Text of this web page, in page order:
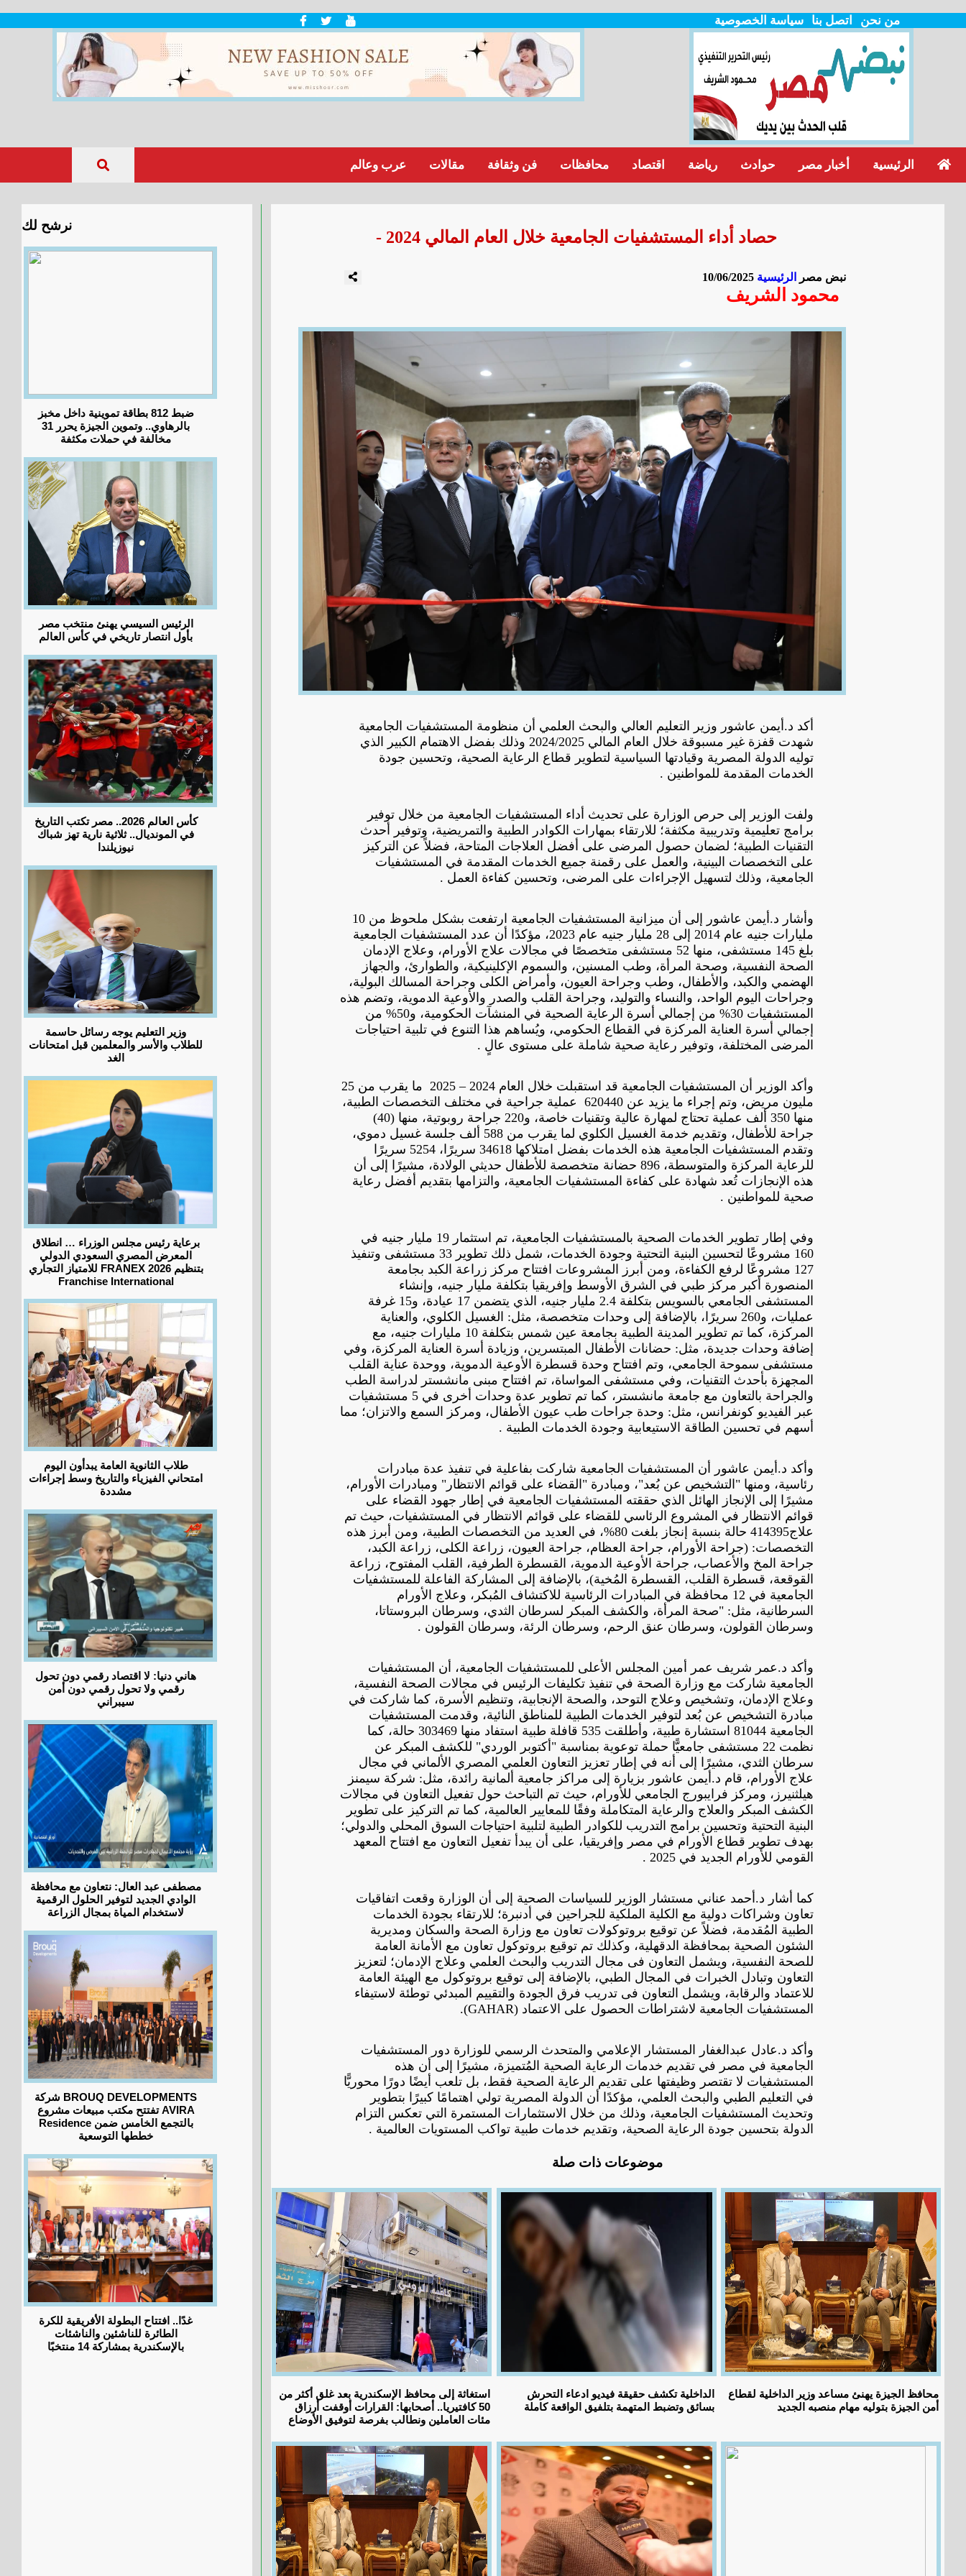
من نحن اتصل بنا سياسة الخصوصية
عرب وعالم مقالات فن وثقافة محافظات اقتصاد رياضة حوادث أخبار مصر الرئيسية
حصاد أداء المستشفيات الجامعية خلال العام المالي 2024 -
نبض مصر الرئيسية10/06/2025
محمود الشريف
أكد د.أيمن عاشور وزير التعليم العالي والبحث العلمي أن منظومة المستشفيات الجامعية
شهدت قفزة غير مسبوقة خلال العام المالي 2024/2025 وذلك بفضل الاهتمام الكبير الذي
توليه الدولة المصرية وقيادتها السياسية لتطوير قطاع الرعاية الصحية، وتحسين جودة
الخدمات المقدمة للمواطنين .
ولفت الوزير إلى حرص الوزارة على تحديث أداء المستشفيات الجامعية من خلال توفير
برامج تعليمية وتدريبية مكثفة؛ للارتقاء بمهارات الكوادر الطبية والتمريضية، وتوفير أحدث
التقنيات الطبية؛ لضمان حصول المرضى على أفضل العلاجات المتاحة، فضلاً عن التركيز
على التخصصات البينية، والعمل على رقمنة جميع الخدمات المقدمة في المستشفيات
الجامعية، وذلك لتسهيل الإجراءات على المرضى، وتحسين كفاءة العمل .
وأشار د.أيمن عاشور إلى أن ميزانية المستشفيات الجامعية ارتفعت بشكل ملحوظ من 10
مليارات جنيه عام 2014 إلى 28 مليار جنيه عام 2023، مؤكدًا أن عدد المستشفيات الجامعية
بلغ 145 مستشفى، منها 52 مستشفى متخصصًا في مجالات علاج الأورام، وعلاج الإدمان
الصحة النفسية، وصحة المرأة، وطب المسنين، والسموم الإكلينيكية، والطوارئ، والجهاز
الهضمي والكبد، والأطفال، وطب وجراحة العيون، وأمراض الكلى وجراحة المسالك البولية،
وجراحات اليوم الواحد، والنساء والتوليد، وجراحة القلب والصدر والأوعية الدموية، وتضم هذه
المستشفيات 30% من إجمالي أسرة الرعاية الصحية في المنشآت الحكومية، و50% من
إجمالي أسرة العناية المركزة في القطاع الحكومي، ويُساهم هذا التنوع في تلبية احتياجات
المرضى المختلفة، وتوفير رعاية صحية شاملة على مستوى عالٍ .
وأكد الوزير أن المستشفيات الجامعية قد استقبلت خلال العام 2024 – 2025 ما يقرب من 25
مليون مريض، وتم إجراء ما يزيد عن 620440 عملية جراحية في مختلف التخصصات الطبية،
منها 350 ألف عملية تحتاج لمهارة عالية وتقنيات خاصة، و220 جراحة روبوتية، منها (40)
جراحة للأطفال، وتقديم خدمة الغسيل الكلوي لما يقرب من 588 ألف جلسة غسيل دموي،
وتقدم المستشفيات الجامعية هذه الخدمات بفضل امتلاكها 34618 سريرًا، 5254 سريرًا
للرعاية المركزة والمتوسطة، 896 حضانة متخصصة للأطفال حديثي الولادة، مشيرًا إلى أن
هذه الإنجازات تُعد شهادة على كفاءة المستشفيات الجامعية، والتزامها بتقديم أفضل رعاية
صحية للمواطنين .
وفي إطار تطوير الخدمات الصحية بالمستشفيات الجامعية، تم استثمار 19 مليار جنيه في
160 مشروعًا لتحسين البنية التحتية وجودة الخدمات، شمل ذلك تطوير 33 مستشفى وتنفيذ
127 مشروعًا لرفع الكفاءة، ومن أبرز المشروعات افتتاح مركز زراعة الكبد بجامعة
المنصورة أكبر مركز طبي في الشرق الأوسط وإفريقيا بتكلفة مليار جنيه، وإنشاء
المستشفى الجامعي بالسويس بتكلفة 2.4 مليار جنيه، الذي يتضمن 17 عيادة، و15 غرفة
عمليات، و260 سريرًا، بالإضافة إلى وحدات متخصصة، مثل: الغسيل الكلوي، والعناية
المركزة، كما تم تطوير المدينة الطبية بجامعة عين شمس بتكلفة 10 مليارات جنيه، مع
إضافة وحدات جديدة، مثل: حضانات الأطفال المبتسرين، وزيادة أسرة العناية المركزة، وفي
مستشفى سموحة الجامعي، وتم افتتاح وحدة قسطرة الأوعية الدموية، ووحدة عناية القلب
المجهزة بأحدث التقنيات، وفي مستشفى المواساة، تم افتتاح مبنى مانشستر لدراسة الطب
والجراحة بالتعاون مع جامعة مانشستر، كما تم تطوير عدة وحدات أخرى في 5 مستشفيات
عبر الفيديو كونفرانس، مثل: وحدة جراحات طب عيون الأطفال، ومركز السمع والاتزان؛ مما
أسهم في تحسين الطاقة الاستيعابية وجودة الخدمات الطبية .
وأكد د.أيمن عاشور أن المستشفيات الجامعية شاركت بفاعلية في تنفيذ عدة مبادرات
رئاسية، ومنها "التشخيص عن بُعد"، ومبادرة "القضاء على قوائم الانتظار" ومبادرات الأورام،
مشيرًا إلى الإنجاز الهائل الذي حققته المستشفيات الجامعية في إطار جهود القضاء على
قوائم الانتظار في المشروع الرئاسي للقضاء على قوائم الانتظار في المستشفيات، حيث تم
علاج414395 حالة بنسبة إنجاز بلغت 80%، في العديد من التخصصات الطبية، ومن أبرز هذه
التخصصات: (جراحة الأورام، جراحة العظام، جراحة العيون، زراعة الكلى، زراعة الكبد،
جراحة المخ والأعصاب، جراحة الأوعية الدموية، القسطرة الطرفية، القلب المفتوح، زراعة
القوقعة، قسطرة القلب، القسطرة المُخية)، بالإضافة إلى المشاركة الفاعلة للمستشفيات
الجامعية في 12 محافظة في المبادرات الرئاسية للاكتشاف المُبكر، وعلاج الأورام
السرطانية، مثل: "صحة المرأة، والكشف المبكر لسرطان الثدي، وسرطان البروستاتا،
وسرطان القولون، وسرطان عنق الرحم، وسرطان الرئة، وسرطان القولون .
وأكد د.عمر شريف عمر أمين المجلس الأعلى للمستشفيات الجامعية، أن المستشفيات
الجامعية شاركت مع وزارة الصحة في تنفيذ تكليفات الرئيس في مجالات الصحة النفسية،
وعلاج الإدمان، وتشخيص وعلاج التوحد، والصحة الإنجابية، وتنظيم الأسرة، كما شاركت في
مبادرة التشخيص عن بُعد لتوفير الخدمات الطبية للمناطق النائية، وقدمت المستشفيات
الجامعية 81044 استشارة طبية، وأطلقت 535 قافلة طبية استفاد منها 303469 حالة، كما
نظمت 22 مستشفى جامعيًّا حملة توعوية بمناسبة "أكتوبر الوردي" للكشف المبكر عن
سرطان الثدي، مشيرًا إلى أنه في إطار تعزيز التعاون العلمي المصري الألماني في مجال
علاج الأورام، قام د.أيمن عاشور بزيارة إلى مراكز جامعية ألمانية رائدة، مثل: شركة سيمنز
هيلثنيرز، ومركز فرايبورج الجامعي للأورام، حيث تم التباحث حول تفعيل التعاون في مجالات
الكشف المبكر والعلاج والرعاية المتكاملة وفقًا للمعايير العالمية، كما تم التركيز على تطوير
البنية التحتية وتحسين برامج التدريب للكوادر الطبية لتلبية احتياجات السوق المحلي والدولي؛
بهدف تطوير قطاع الأورام في مصر وإفريقيا، على أن يبدأ تفعيل التعاون مع افتتاح المعهد
القومي للأورام الجديد في 2025 .
كما أشار د.أحمد عناني مستشار الوزير للسياسات الصحية إلى أن الوزارة وقعت اتفاقيات
تعاون وشراكات دولية مع الكلية الملكية للجراحين في أدنبرة؛ للارتقاء بجودة الخدمات
الطبية المُقدمة، فضلاً عن توقيع بروتوكولات تعاون مع وزارة الصحة والسكان ومديرية
الشئون الصحية بمحافظة الدقهلية، وكذلك تم توقيع بروتوكول تعاون مع الأمانة العامة
للصحة النفسية، ويشمل التعاون فى مجال التدريب والبحث العلمي وعلاج الإدمان؛ لتعزيز
التعاون وتبادل الخبرات في المجال الطبي، بالإضافة إلى توقيع بروتوكول مع الهيئة العامة
للاعتماد والرقابة، ويشمل التعاون فى تدريب فرق الجودة والتقييم المبدئي توطئة لاستيفاء
المستشفيات الجامعية لاشتراطات الحصول على الاعتماد (GAHAR).
وأكد د.عادل عبدالغفار المستشار الإعلامي والمتحدث الرسمي للوزارة دور المستشفيات
الجامعية في مصر في تقديم خدمات الرعاية الصحية المُتميزة، مشيرًا إلى أن هذه
المستشفيات لا تقتصر وظيفتها على تقديم الرعاية الصحية فقط، بل تلعب أيضًا دورًا محوريًّا
في التعليم الطبي والبحث العلمي، مؤكدًا أن الدولة المصرية تولي اهتمامًا كبيرًا بتطوير
وتحديث المستشفيات الجامعية، وذلك من خلال الاستثمارات المستمرة التي تعكس التزام
الدولة بتحسين جودة الرعاية الصحية، وتقديم خدمات طبية تواكب المستويات العالمية .
موضوعات ذات صلة
استغاثة إلى محافظ الإسكندرية بعد غلق أكثر من
50 كافتيريا.. أصحابها: القرارات أوقفت أرزاق
مئات العاملين ونطالب بفرصة لتوفيق الأوضاع
الداخلية تكشف حقيقة فيديو ادعاء التحرش
بسائق وتضبط المتهمة بتلفيق الواقعة كاملة
محافظ الجيزة يهنئ مساعد وزير الداخلية لقطاع
أمن الجيزة بتوليه مهام منصبه الجديد
نرشح لك
ضبط 812 بطاقة تموينية داخل مخبز
بالرهاوي.. وتموين الجيزة يحرر 31
مخالفة في حملات مكثفة
الرئيس السيسي يهنئ منتخب مصر
بأول انتصار تاريخي في كأس العالم
كأس العالم 2026.. مصر تكتب التاريخ
في المونديال.. ثلاثية نارية تهز شباك
نيوزيلندا
وزير التعليم يوجه رسائل حاسمة
للطلاب والأسر والمعلمين قبل امتحانات
الغد
برعاية رئيس مجلس الوزراء … انطلاق
المعرض المصري السعودي الدولي
للامتياز التجاري FRANEX 2026 بتنظيم
Franchise International
طلاب الثانوية العامة يبدأون اليوم
امتحاني الفيزياء والتاريخ وسط إجراءات
مشددة
هاني دنيا: لا اقتصاد رقمي دون تحول
رقمي ولا تحول رقمي دون أمن
سيبراني
مصطفى عبد العال: نتعاون مع محافظة
الوادي الجديد لتوفير الحلول الرقمية
لاستخدام المياة بمجال الزراعة
شركة BROUQ DEVELOPMENTS
تفتتح مكتب مبيعات مشروع AVIRA
Residence بالتجمع الخامس ضمن
خططها التوسعية
غدًا.. افتتاح البطولة الأفريقية للكرة
الطائرة للناشئين والناشئات
بالإسكندرية بمشاركة 14 منتخبًا